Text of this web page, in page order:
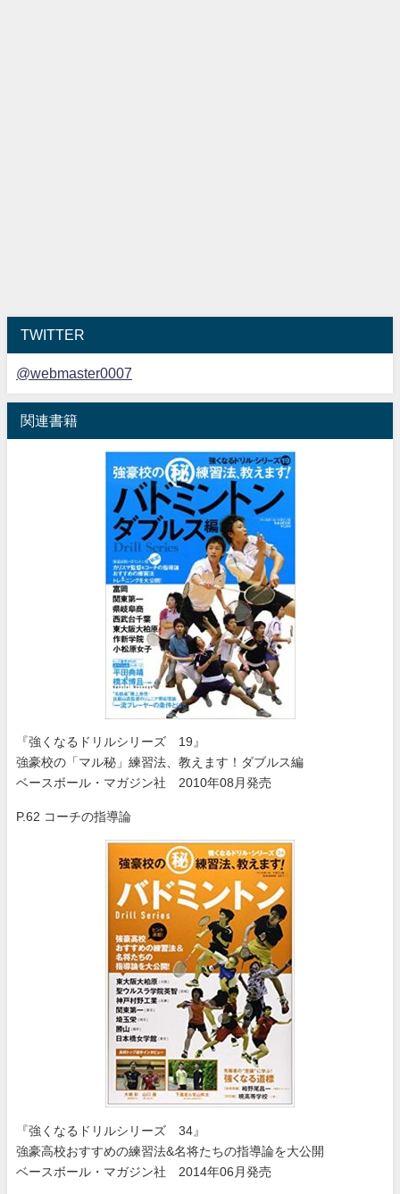
TWITTER
@webmaster0007
関連書籍
『強くなるドリルシリーズ 19』
強豪校の「マル秘」練習法、教えます！ダブルス編
ベースボール・マガジン社 2010年08月発売
P.62 コーチの指導論
『強くなるドリルシリーズ 34』
強豪高校おすすめの練習法&名将たちの指導論を大公開
ベースボール・マガジン社 2014年06月発売